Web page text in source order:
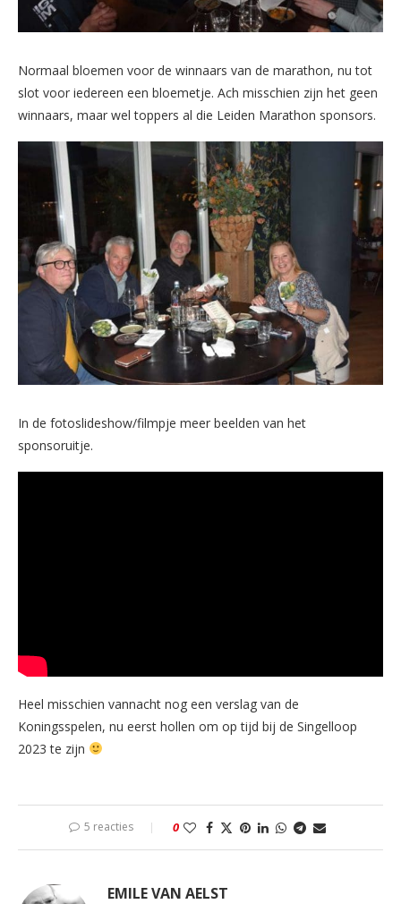
Normaal bloemen voor de winnaars van de marathon, nu tot
slot voor iedereen een bloemetje. Ach misschien zijn het geen
winnaars, maar wel toppers al die Leiden Marathon sponsors.
In de fotoslideshow/filmpje meer beelden van het
sponsoruitje.
Heel misschien vannacht nog een verslag van de
Koningsspelen, nu eerst hollen om op tijd bij de Singelloop
2023 te zijn
5 reacties 0
EMILE VAN AELST